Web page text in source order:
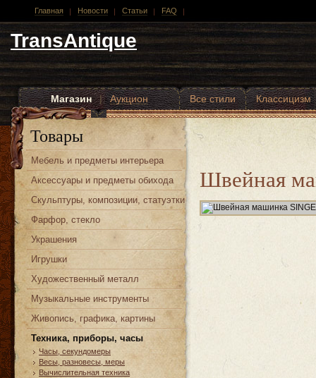
Главная Новости Статьи FAQ
TransAntique
Магазин | Аукцион Все стили
Классицизм
Другие стили
Товары
Мебель и предметы интерьера
Аксессуары и предметы обихода
Скульптуры, композиции, статуэтки
Фарфор, стекло
Украшения
Игрушки
Художественный металл
Музыкальные инструменты
Живопись, графика, картины
Техника, приборы, часы
Часы, cекундомеры
Весы, разновесы, меры
Вычислительная техника
Швейная